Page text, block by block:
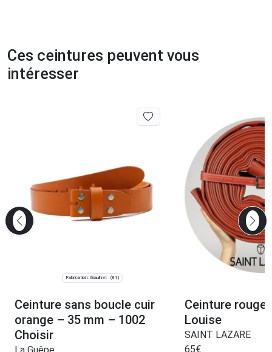
Ces ceintures peuvent vous
intéresser
Fabrication: Graulhet (81)
Ceinture sans boucle cuir
orange – 35 mm – 1002
Choisir
Ceinture rouge
Louise
SAINT LAZARE
65€